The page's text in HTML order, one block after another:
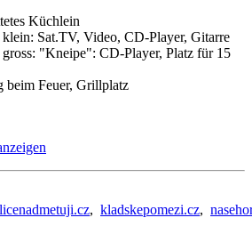
Küchlein
klein: Sat.TV, Video, CD-Player, Gitarre
gross: "Kneipe": CD-Player, Platz für 15
beim Feuer, Grillplatz
, kladskepomezi.cz,